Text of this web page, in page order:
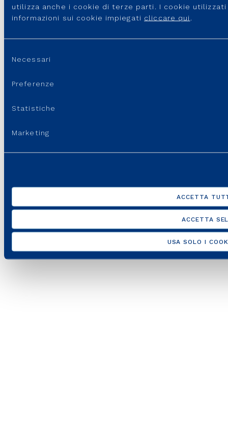
utilizza anche i cookie di terze parti. I cookie
informazioni sui cookie impiegati cliccare qui .
del
Necessari
Preferenze
Statistiche
Marketing
ACCETTA
ACCETTA
USA SOLO I
SUPPORTO
Italgas S.p.A • Società aderente al “Gruppo IVA Italgas”, P.I.